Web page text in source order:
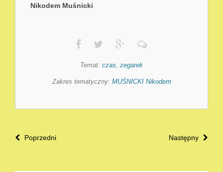
Nikodem Muśnicki
Temat: czas, zegarek
Zakres tematyczny: MUŚNICKI Nikodem
Następny
Poprzedni